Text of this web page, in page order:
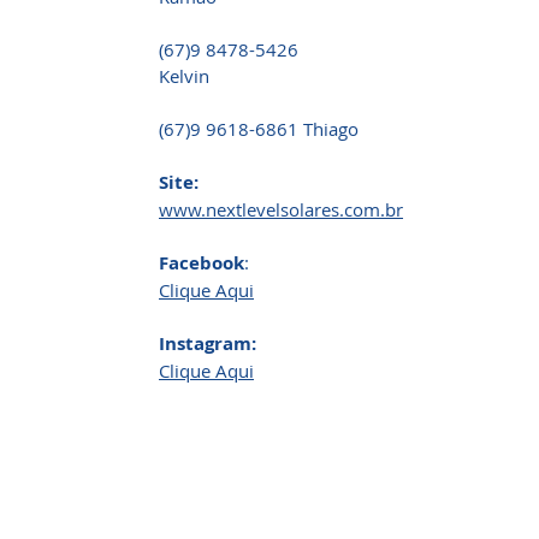
(67)9 8478-5426
Kelvin
(67)9 9618-6861 Thiago
Site:
www.nextlevelsolares.com.br
Facebook:
Clique Aqui
Instagram:
Clique Aqui